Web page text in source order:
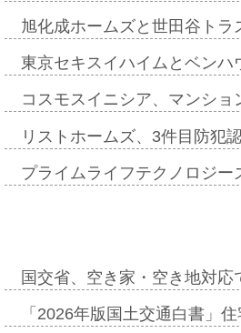
旭化成ホームズと世田谷ト
東京セキスイハイムとベン
コスモスイニシア、マンシ
リストホームズ、3件目防犯
プライムライフテクノロジ
国交省、空き家・空き地対
「2026年版国土交通白書」